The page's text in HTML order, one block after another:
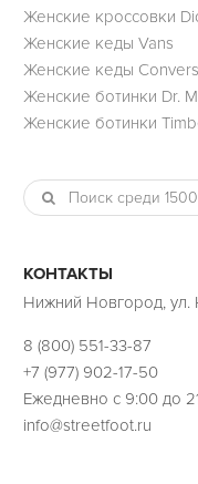
Женские кроссовки
Женские кеды Vans
Женские кеды
Женские ботинки Dr.
Женские ботинки
КОНТАКТЫ
Нижний Новгород, ул.
8 (800) 551-33-87
+7 (977) 902-17-50
Ежедневно с 9:00 до
info@streetfoot.ru